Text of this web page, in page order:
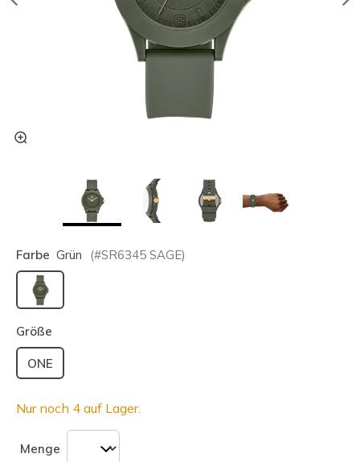
Farbe Grün (#SR6345 SAGE)
ausgewählt
Größe
ONE
Nur noch 4 auf Lager.
Menge